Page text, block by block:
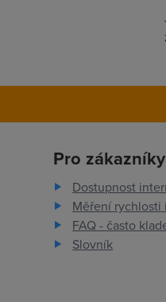
Pro zákazníky
Dostupnost
Měření rychlosti
FAQ - často
Slovník